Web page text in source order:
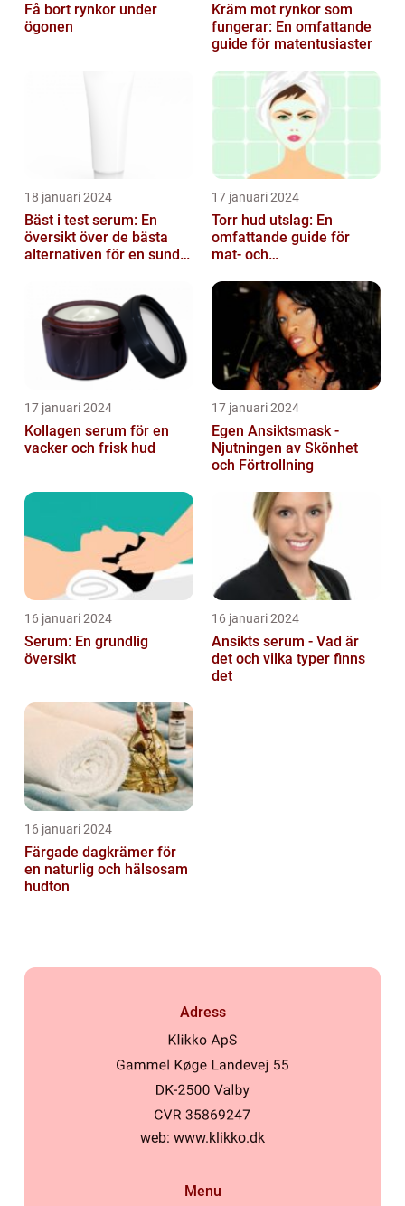
Få bort rynkor under
ögonen
Kräm mot rynkor som
fungerar: En omfattande
guide för matentusiaster
18 januari 2024
Bäst i test serum: En
översikt över de bästa
alternativen för en sund
17 januari 2024
Torr hud utslag: En
omfattande guide för
mat- och
17 januari 2024
Kollagen serum för en
vacker och frisk hud
17 januari 2024
Egen Ansiktsmask -
Njutningen av Skönhet
och Förtrollning
16 januari 2024
Serum: En grundlig
översikt
16 januari 2024
Ansikts serum - Vad är
det och vilka typer finns
det
16 januari 2024
Färgade dagkrämer för
en naturlig och hälsosam
hudton
Adress
web: www.klikko.dk
Menu